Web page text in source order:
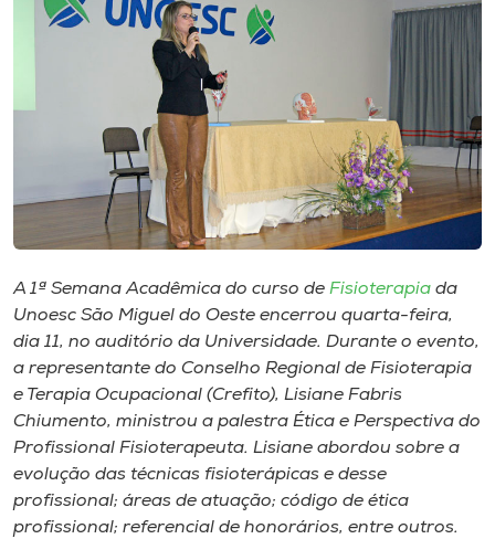
Biblioteca
Unoesc
Store
Selecione
A+
A 1ª Semana Acadêmica do curso de Fisioterapia da
Unoesc São Miguel do Oeste encerrou quarta-feira,
dia 11, no auditório da Universidade. Durante o evento,
a representante do Conselho Regional de Fisioterapia
e Terapia Ocupacional (Crefito), Lisiane Fabris
Chiumento, ministrou a palestra Ética e Perspectiva do
Profissional Fisioterapeuta. Lisiane abordou sobre a
evolução das técnicas fisioterápicas e desse
profissional; áreas de atuação; código de ética
profissional; referencial de honorários, entre outros.